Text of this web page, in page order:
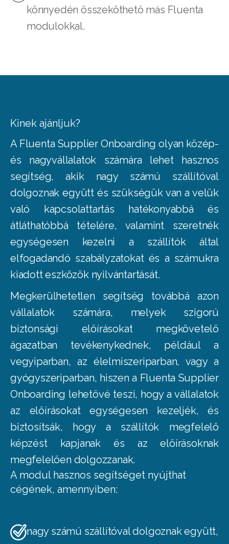
könnyedén összeköthető más Fluenta
modulokkal.
Kinek ajánljuk?
A Fluenta Supplier Onboarding olyan közép-
és nagyvállalatok számára lehet hasznos
segítség, akik nagy számú szállítóval
dolgoznak együtt és szükségük van a velük
való kapcsolattartás hatékonyabbá és
átláthatóbbá tételére, valamint szeretnék
egységesen kezelni a szállítók által
elfogadandó szabályzatokat és a számukra
kiadott eszközök nyilvántartását.
Megkerülhetetlen segítség továbbá azon
vállalatok számára, melyek szigorú
biztonsági előírásokat megkövetelő
ágazatban tevékenykednek, például a
vegyiparban, az élelmiszeriparban, vagy a
gyógyszeriparban, hiszen a Fluenta Supplier
Onboarding lehetővé teszi, hogy a vállalatok
az előírásokat egységesen kezeljék, és
biztosítsák, hogy a szállítók megfelelő
képzést kapjanak és az előírásoknak
megfelelően dolgozzanak.
A modul hasznos segítséget nyújthat
cégének, amennyiben:
nagy számú szállítóval dolgoznak együtt,